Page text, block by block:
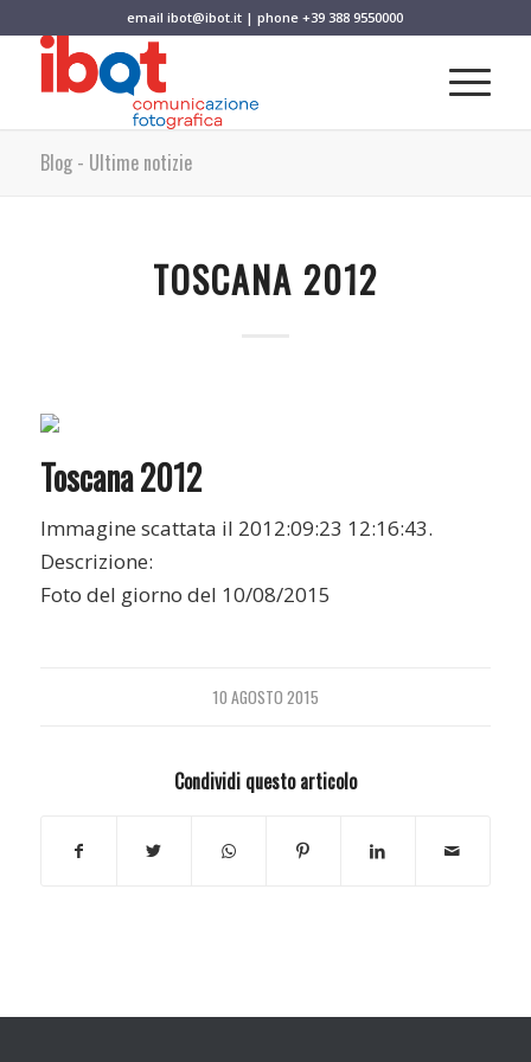
emailibot@ibot.it | phone+39 388 9550000
Blog - Ultime notizie
TOSCANA 2012
Toscana 2012
Immagine scattata il 2012:09:23 12:16:43.
Descrizione:
Foto del giorno del 10/08/2015
10 AGOSTO 2015
Condividi questo articolo